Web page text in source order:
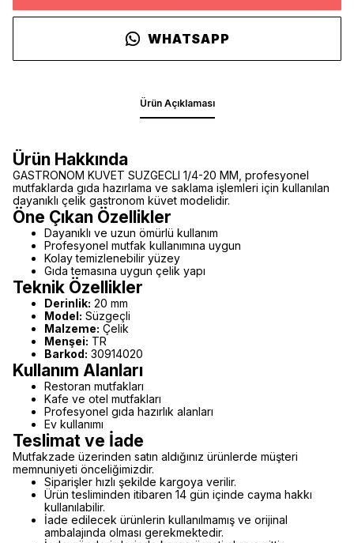
WHATSAPP
Ürün Açıklaması
Ürün Hakkında
GASTRONOM KUVET SUZGECLI 1/4-20 MM, profesyonel
mutfaklarda gıda hazırlama ve saklama işlemleri için kullanılan
dayanıklı çelik gastronom küvet modelidir.
Öne Çıkan Özellikler
Dayanıklı ve uzun ömürlü kullanım
Profesyonel mutfak kullanımına uygun
Kolay temizlenebilir yüzey
Gıda temasına uygun çelik yapı
Teknik Özellikler
Derinlik: 20 mm
Model: Süzgeçli
Malzeme: Çelik
Menşei: TR
Barkod: 30914020
Kullanım Alanları
Restoran mutfakları
Kafe ve otel mutfakları
Profesyonel gıda hazırlık alanları
Ev kullanımı
Teslimat ve İade
Mutfakzade üzerinden satın aldığınız ürünlerde müşteri
memnuniyeti önceliğimizdir.
Siparişler hızlı şekilde kargoya verilir.
Ürün tesliminden itibaren 14 gün içinde cayma hakkı
kullanılabilir.
İade edilecek ürünlerin kullanılmamış ve orijinal
ambalajında olması gerekmektedir.